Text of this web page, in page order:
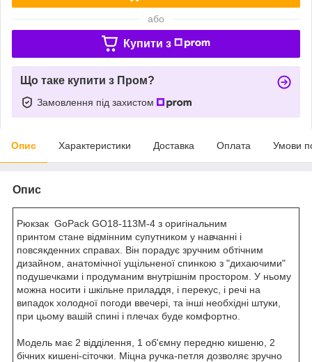
або
Купити з
Що таке купити з Пром?
Замовлення під захистом
Опис Характеристики Доставка Оплата Умови
Опис
Рюкзак GoPack GO18-113M-4 з оригінальним
принтом стане відмінним супутником у навчанні і
повсякденних справах. Він порадує зручним обтічним
дизайном, анатомічної ущільненої спинкою з "дихаючими"
подушечками і продуманим внутрішнім простором. У ньому
можна носити і шкільне приладдя, і перекус, і речі на
випадок холодної погоди ввечері, та інші необхідні штуки,
при цьому вашій спині і плечах буде комфортно.
Модель має 2 відділення, 1 об'ємну передню кишеню, 2
бічних кишені-сіточки. Міцна ручка-петля дозволяє зручно